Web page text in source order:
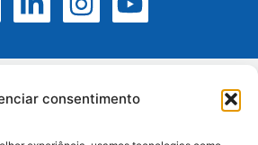
consentimento